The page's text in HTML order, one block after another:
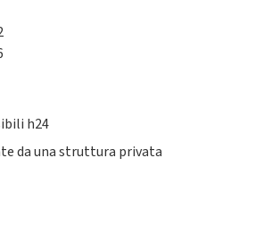
h24
da una struttura privata